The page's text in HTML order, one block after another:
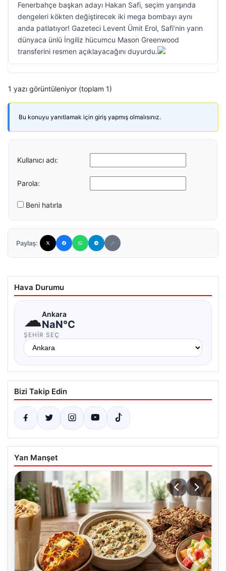
Fenerbahçe başkan adayı Hakan Safi, seçim yarışında
dengeleri kökten değiştirecek iki mega bombayı aynı
anda patlatıyor! Gazeteci Levent Ümit Erol, Safi’nin yarın
dünyaca ünlü İngiliz hücumcu Mason Greenwood
transferini resmen açıklayacağını duyurdu.
1 yazı görüntüleniyor (toplam 1)
Bu konuyu yanıtlamak için giriş yapmış olmalısınız.
Kullanıcı adı:
Parola:
Beni hatırla
Paylaş:
Hava Durumu
☁Ankara
NaN°C
ŞEHIR SEÇ
Bizi Takip Edin
Yan Manşet